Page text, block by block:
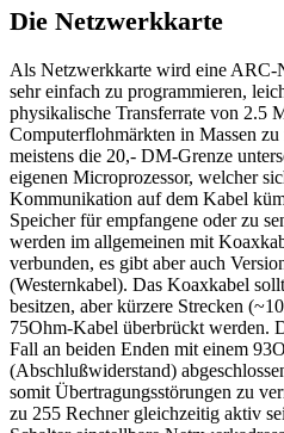
Die Netzwerkkarte
Als Netzwerkkarte wird eine ARC-
sehr einfach zu programmieren,
physikalische Transferrate von 2.5
Computerflohmärkten in Massen
meistens die 20,- DM-Grenze
eigenen Microprozessor, welcher
Kommunikation auf dem Kabel
Speicher für empfangene oder zu
werden im allgemeinen mit
verbunden, es gibt aber auch
(Westernkabel). Das Koaxkabel
besitzen, aber kürzere Strecken
75Ohm-Kabel überbrückt werden.
Fall an beiden Enden mit einem
(Abschlußwiderstand)
somit Übertragungsstörungen zu
zu 255 Rechner gleichzeitig aktiv